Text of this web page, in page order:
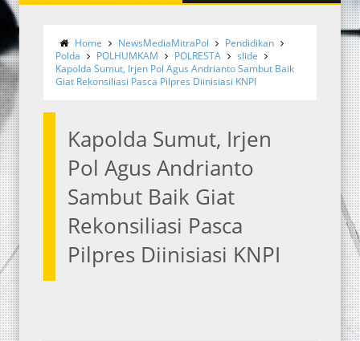
Home NewsMediaMitraPol
Pendidikan
Polda
POLHUMKAM POLRESTA
slide
Kapolda Sumut, Irjen Pol Agus Andrianto Sambut Baik
Giat Rekonsiliasi Pasca Pilpres Diinisiasi KNPI
Kapolda Sumut, Irjen
Pol Agus Andrianto
Sambut Baik Giat
Rekonsiliasi Pasca
Pilpres Diinisiasi KNPI